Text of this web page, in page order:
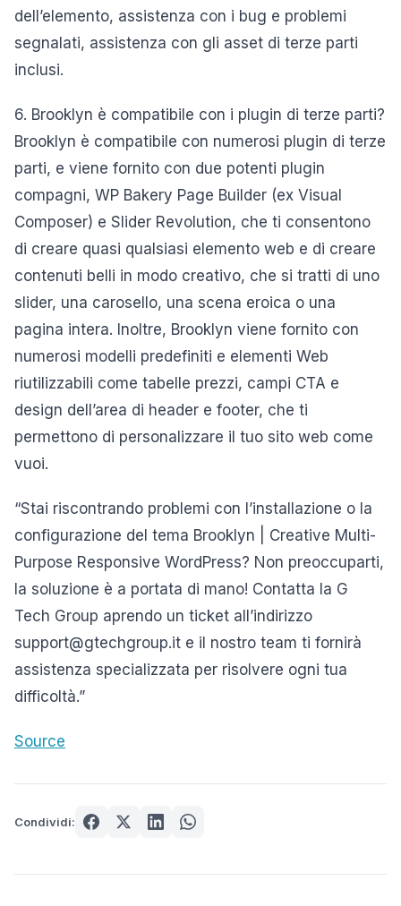
dell’elemento, assistenza con i bug e problemi
segnalati, assistenza con gli asset di terze parti
inclusi.
6. Brooklyn è compatibile con i plugin di terze parti?
Brooklyn è compatibile con numerosi plugin di terze
parti, e viene fornito con due potenti plugin
compagni, WP Bakery Page Builder (ex Visual
Composer) e Slider Revolution, che ti consentono
di creare quasi qualsiasi elemento web e di creare
contenuti belli in modo creativo, che si tratti di uno
slider, una carosello, una scena eroica o una
pagina intera. Inoltre, Brooklyn viene fornito con
numerosi modelli predefiniti e elementi Web
riutilizzabili come tabelle prezzi, campi CTA e
design dell’area di header e footer, che ti
permettono di personalizzare il tuo sito web come
vuoi.
“Stai riscontrando problemi con l’installazione o la
configurazione del tema Brooklyn | Creative Multi-
Purpose Responsive WordPress? Non preoccuparti,
la soluzione è a portata di mano! Contatta la G
Tech Group aprendo un ticket all’indirizzo
support@gtechgroup.it e il nostro team ti fornirà
assistenza specializzata per risolvere ogni tua
difficoltà.”
Source
Condividi: